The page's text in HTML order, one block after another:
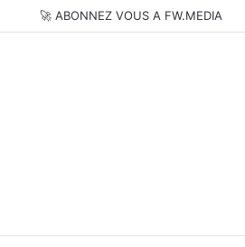
🚀 ABONNEZ VOUS A FW.MEDIA